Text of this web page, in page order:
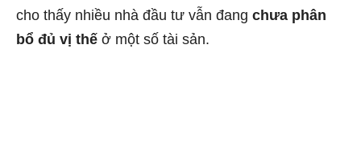
cho thấy nhiều nhà đầu tư vẫn đang chưa phân
bổ đủ vị thế ở một số tài sản.